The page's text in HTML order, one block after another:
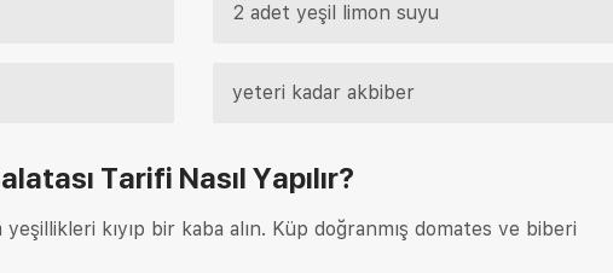
2 adet yeşil limon suyu
yeteri kadar akbiber
Tarifi Nasıl Yapılır?
yeşillikleri kıyıp bir kaba alın. Küp doğranmış domates ve biberi